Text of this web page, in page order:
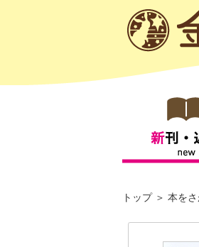
トップ 本を